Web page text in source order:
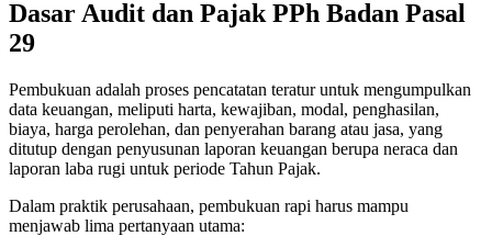
Dasar Audit dan Pajak PPh Badan Pasal
29
Pembukuan adalah proses pencatatan teratur untuk mengumpulkan
data keuangan, meliputi harta, kewajiban, modal, penghasilan,
biaya, harga perolehan, dan penyerahan barang atau jasa, yang
ditutup dengan penyusunan laporan keuangan berupa neraca dan
laporan laba rugi untuk periode Tahun Pajak.
Dalam praktik perusahaan, pembukuan rapi harus mampu
menjawab lima pertanyaan utama: